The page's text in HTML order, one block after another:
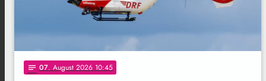
notes 07. August 2026 10:45